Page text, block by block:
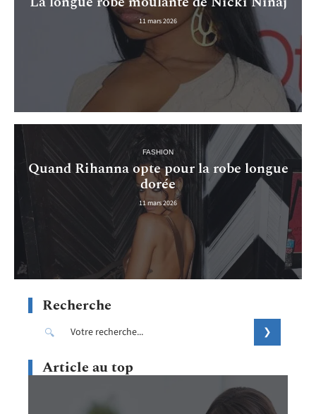
11 mars 2026
FASHION
Quand Rihanna opte pour la robe longue
dorée
11 mars 2026
Recherche
Article au top